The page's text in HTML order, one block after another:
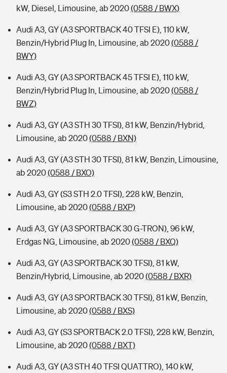
kW, Diesel, Limousine, ab 2020(0588 / BWX)
Audi A3, GY (A3 SPORTBACK 40 TFSI E), 110 kW,
Benzin/Hybrid Plug In, Limousine, ab 2020(0588 /
BWY)
Audi A3, GY (A3 SPORTBACK 45 TFSI E), 110 kW,
Benzin/Hybrid Plug In, Limousine, ab 2020(0588 /
BWZ)
Audi A3, GY (A3 STH 30 TFSI), 81 kW, Benzin/Hybrid,
Limousine, ab 2020(0588 / BXN)
Audi A3, GY (A3 STH 30 TFSI), 81 kW, Benzin, Limousine,
ab 2020(0588 / BXO)
Audi A3, GY (S3 STH 2.0 TFSI), 228 kW, Benzin,
Limousine, ab 2020(0588 / BXP)
Audi A3, GY (A3 SPORTBACK 30 G-TRON), 96 kW,
Erdgas NG, Limousine, ab 2020(0588 / BXQ)
Audi A3, GY (A3 SPORTBACK 30 TFSI), 81 kW,
Benzin/Hybrid, Limousine, ab 2020(0588 / BXR)
Audi A3, GY (A3 SPORTBACK 30 TFSI), 81 kW, Benzin,
Limousine, ab 2020(0588 / BXS)
Audi A3, GY (S3 SPORTBACK 2.0 TFSI), 228 kW, Benzin,
Limousine, ab 2020(0588 / BXT)
Audi A3, GY (A3 STH 40 TFSI QUATTRO), 140 kW,